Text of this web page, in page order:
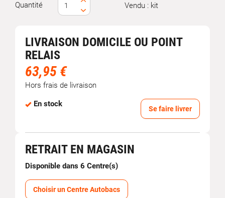
Quantité Vendu : kit
LIVRAISON DOMICILE OU POINT
RELAIS
63,95 €
Hors frais de livraison
En stock
Se faire livrer
RETRAIT EN MAGASIN
Disponible dans 6 Centre(s)
Choisir un Centre Autobacs